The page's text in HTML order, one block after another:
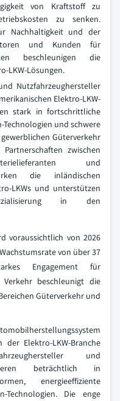
von Kraftstoff zu
zu senken.
Nachhaltigkeit und der
und Kunden für
beschleunigen die
LKW-Lösungen.
Nutzfahrzeughersteller
Elektro-LKW-
stark in fortschrittliche
und schwere
Güterverkehr
zwischen
und
die inländischen
LKWs und unterstützen
in den
voraussichtlich von 2026
von über 37
Engagement für
beschleunigt die
Güterverkehr und
Elektro-LKW-Branche
und
beträchtlich in
energieeffiziente
Die enge